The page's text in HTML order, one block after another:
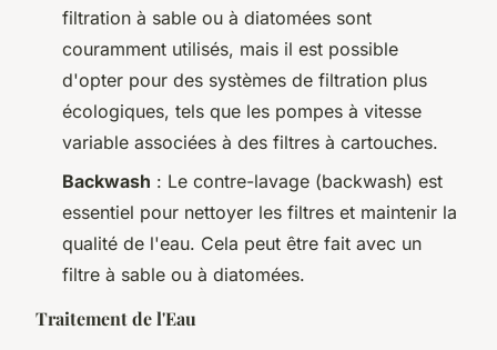
filtration à sable ou à diatomées sont
couramment utilisés, mais il est possible
d'opter pour des systèmes de filtration plus
écologiques, tels que les pompes à vitesse
variable associées à des filtres à cartouches.
Backwash : Le contre-lavage (backwash) est
essentiel pour nettoyer les filtres et maintenir la
qualité de l'eau. Cela peut être fait avec un
filtre à sable ou à diatomées.
Traitement de l'Eau